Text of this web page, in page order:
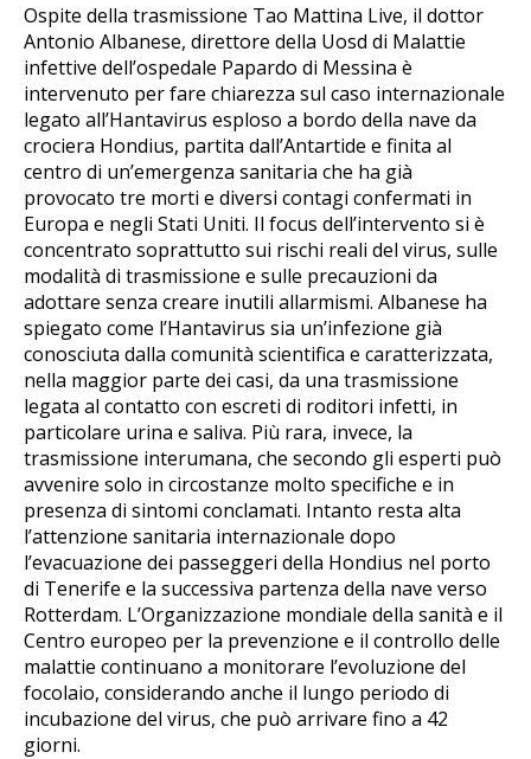
Ospite della trasmissione Tao Mattina Live, il dottor
Antonio Albanese, direttore della Uosd di Malattie
infettive dell’ospedale Papardo di Messina è
intervenuto per fare chiarezza sul caso internazionale
legato all’Hantavirus esploso a bordo della nave da
crociera Hondius, partita dall’Antartide e finita al
centro di un’emergenza sanitaria che ha già
provocato tre morti e diversi contagi confermati in
Europa e negli Stati Uniti. Il focus dell’intervento si è
concentrato soprattutto sui rischi reali del virus, sulle
modalità di trasmissione e sulle precauzioni da
adottare senza creare inutili allarmismi. Albanese ha
spiegato come l’Hantavirus sia un’infezione già
conosciuta dalla comunità scientifica e caratterizzata,
nella maggior parte dei casi, da una trasmissione
legata al contatto con escreti di roditori infetti, in
particolare urina e saliva. Più rara, invece, la
trasmissione interumana, che secondo gli esperti può
avvenire solo in circostanze molto specifiche e in
presenza di sintomi conclamati. Intanto resta alta
l’attenzione sanitaria internazionale dopo
l’evacuazione dei passeggeri della Hondius nel porto
di Tenerife e la successiva partenza della nave verso
Rotterdam. L’Organizzazione mondiale della sanità e il
Centro europeo per la prevenzione e il controllo delle
malattie continuano a monitorare l’evoluzione del
focolaio, considerando anche il lungo periodo di
incubazione del virus, che può arrivare fino a 42
giorni.